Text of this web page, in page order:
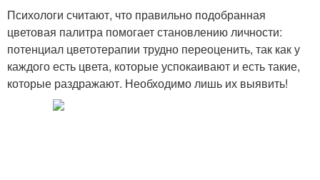
Психологи считают, что правильно подобранная
цветовая палитра помогает становлению личности:
потенциал цветотерапии трудно переоценить, так как у
каждого есть цвета, которые успокаивают и есть такие,
которые раздражают. Необходимо лишь их выявить!